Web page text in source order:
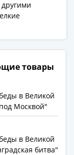
товары
в Великой
Москвой"
в Великой
битва"